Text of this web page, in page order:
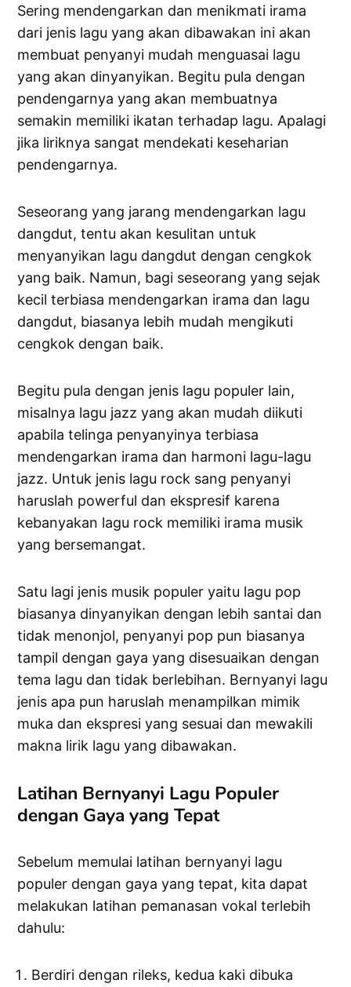
Sering mendengarkan dan menikmati irama
dari jenis lagu yang akan dibawakan ini akan
membuat penyanyi mudah menguasai lagu
yang akan dinyanyikan. Begitu pula dengan
pendengarnya yang akan membuatnya
semakin memiliki ikatan terhadap lagu. Apalagi
jika liriknya sangat mendekati keseharian
pendengarnya.
Seseorang yang jarang mendengarkan lagu
dangdut, tentu akan kesulitan untuk
menyanyikan lagu dangdut dengan cengkok
yang baik. Namun, bagi seseorang yang sejak
kecil terbiasa mendengarkan irama dan lagu
dangdut, biasanya lebih mudah mengikuti
cengkok dengan baik.
Begitu pula dengan jenis lagu populer lain,
misalnya lagu jazz yang akan mudah diikuti
apabila telinga penyanyinya terbiasa
mendengarkan irama dan harmoni lagu-lagu
jazz. Untuk jenis lagu rock sang penyanyi
haruslah powerful dan ekspresif karena
kebanyakan lagu rock memiliki irama musik
yang bersemangat.
Satu lagi jenis musik populer yaitu lagu pop
biasanya dinyanyikan dengan lebih santai dan
tidak menonjol, penyanyi pop pun biasanya
tampil dengan gaya yang disesuaikan dengan
tema lagu dan tidak berlebihan. Bernyanyi lagu
jenis apa pun haruslah menampilkan mimik
muka dan ekspresi yang sesuai dan mewakili
makna lirik lagu yang dibawakan.
Latihan Bernyanyi Lagu Populer
dengan Gaya yang Tepat
Sebelum memulai latihan bernyanyi lagu
populer dengan gaya yang tepat, kita dapat
melakukan latihan pemanasan vokal terlebih
dahulu:
Berdiri dengan rileks, kedua kaki dibuka